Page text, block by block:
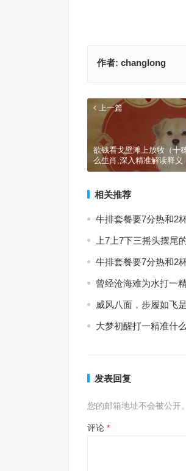
作者: changlong
上一篇
欲钱看戈壁滩上放牧（十
么生肖,深入精准解读释义
相关推荐
牛排套餐要7分热和2
上7上7下三摇头摆尾
牛排套餐要7分热和2
曾经沧海难为水打一
威风八面，步履如飞
大梦初醒打一精准什
发表回复
您的邮箱地址不会被公开。
评论 *